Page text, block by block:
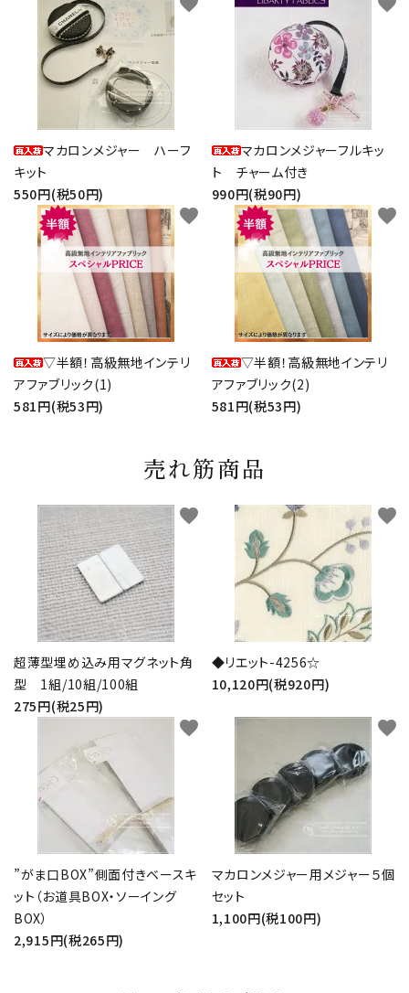
マカロンメジャー ハーフ
キット
550円(税50円)
マカロンメジャーフルキッ
ト チャーム付き
990円(税90円)
▽半額！高級無地インテリ
アファブリック(1)
581円(税53円)
favorite
▽半額！高級無地インテリ
アファブリック(2)
581円(税53円)
favorite
売れ筋商品
超薄型埋め込み用マグネット角
型 1組/10組/100組
275円(税25円)
favorite
◆リエット-4256☆
10,120円(税920円)
favorite
”がま口BOX”側面付きベースキ
ット（お道具BOX・ソーイング
BOX）
2,915円(税265円)
favorite
マカロンメジャー用メジャー５個
セット
1,100円(税100円)
favorite